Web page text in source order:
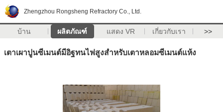
Zhengzhou Rongsheng Refractory Co., Ltd.
บ้าน ผลิตภัณฑ์ แสดง VR เกี่ยวกับเรา >>
เตาเผาปูนซีเมนต์มีอิฐทนไฟสูงสำหรับเตาหลอมซีเมนต์แห้ง